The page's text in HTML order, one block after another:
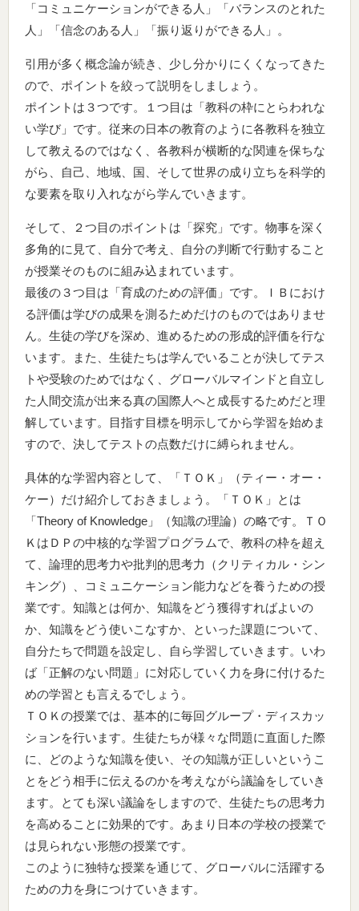
「コミュニケーションができる人」「バランスのとれた
人」「信念のある人」「振り返りができる人」。
引用が多く概念論が続き、少し分かりにくくなってきた
ので、ポイントを絞って説明をしましょう。
ポイントは３つです。１つ目は「教科の枠にとらわれな
い学び」です。従来の日本の教育のように各教科を独立
して教えるのではなく、各教科が横断的な関連を保ちな
がら、自己、地域、国、そして世界の成り立ちを科学的
な要素を取り入れながら学んでいきます。
そして、２つ目のポイントは「探究」です。物事を深く
多角的に見て、自分で考え、自分の判断で行動すること
が授業そのものに組み込まれています。
最後の３つ目は「育成のための評価」です。ＩＢにおけ
る評価は学びの成果を測るためだけのものではありませ
ん。生徒の学びを深め、進めるための形成的評価を行な
います。また、生徒たちは学んでいることが決してテス
トや受験のためではなく、グローバルマインドと自立し
た人間交流が出来る真の国際人へと成長するためだと理
解しています。目指す目標を明示してから学習を始めま
すので、決してテストの点数だけに縛られません。
具体的な学習内容として、「ＴＯＫ」（ティー・オー・
ケー）だけ紹介しておきましょう。「ＴＯＫ」とは
「Theory of Knowledge」（知識の理論）の略です。ＴＯ
ＫはＤＰの中核的な学習プログラムで、教科の枠を超え
て、論理的思考力や批判的思考力（クリティカル・シン
キング）、コミュニケーション能力などを養うための授
業です。知識とは何か、知識をどう獲得すればよいの
か、知識をどう使いこなすか、といった課題について、
自分たちで問題を設定し、自ら学習していきます。いわ
ば「正解のない問題」に対応していく力を身に付けるた
めの学習とも言えるでしょう。
ＴＯＫの授業では、基本的に毎回グループ・ディスカッ
ションを行います。生徒たちが様々な問題に直面した際
に、どのような知識を使い、その知識が正しいというこ
とをどう相手に伝えるのかを考えながら議論をしていき
ます。とても深い議論をしますので、生徒たちの思考力
を高めることに効果的です。あまり日本の学校の授業で
は見られない形態の授業です。
このように独特な授業を通じて、グローバルに活躍する
ための力を身につけていきます。